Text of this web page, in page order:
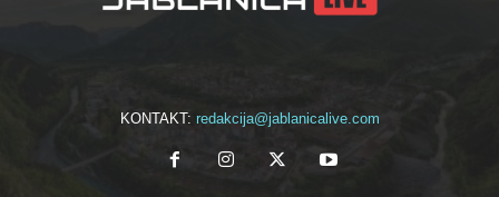
KONTAKT: redakcija@jablanicalive.com